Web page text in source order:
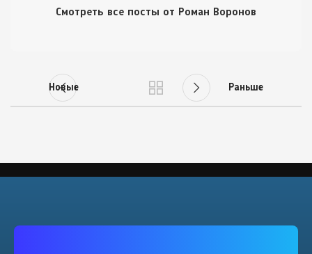
Смотреть все посты от Роман Воронов
Новые Раньше